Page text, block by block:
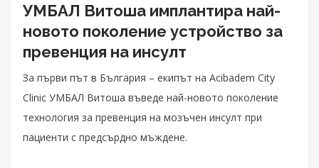
УМБАЛ Витоша имплантира най-
новото поколение устройство за
превенция на инсулт
За първи път в България – екипът на Acibadem City
Clinic УМБАЛ Витоша въведе най-новото поколение
технология за превенция на мозъчен инсулт при
пациенти с предсърдно мъждене.